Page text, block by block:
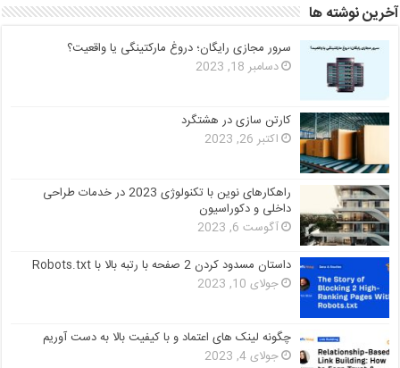
آخرین نوشته ها
سرور مجازی رایگان؛ دروغ مارکتینگی یا واقعیت؟
دسامبر 18, 2023
کارتن سازی در هشتگرد
اکتبر 26, 2023
راهکارهای نوین با تکنولوژی 2023 در خدمات طراحی
داخلی و دکوراسیون
آگوست 6, 2023
داستان مسدود کردن 2 صفحه با رتبه بالا با Robots.txt
جولای 10, 2023
چگونه لینک های اعتماد و با کیفیت بالا به دست آوریم
جولای 4, 2023